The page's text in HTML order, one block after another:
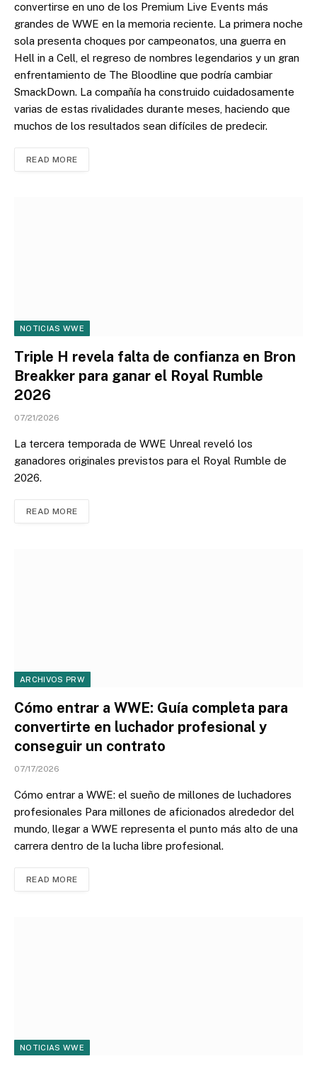
convertirse en uno de los Premium Live Events más
grandes de WWE en la memoria reciente. La primera noche
sola presenta choques por campeonatos, una guerra en
Hell in a Cell, el regreso de nombres legendarios y un gran
enfrentamiento de The Bloodline que podría cambiar
SmackDown. La compañía ha construido cuidadosamente
varias de estas rivalidades durante meses, haciendo que
muchos de los resultados sean difíciles de predecir.
READ MORE
NOTICIAS WWE
Triple H revela falta de confianza en Bron
Breakker para ganar el Royal Rumble
2026
07/21/2026
La tercera temporada de WWE Unreal reveló los
ganadores originales previstos para el Royal Rumble de
2026.
READ MORE
ARCHIVOS PRW
Cómo entrar a WWE: Guía completa para
convertirte en luchador profesional y
conseguir un contrato
07/17/2026
Cómo entrar a WWE: el sueño de millones de luchadores
profesionales Para millones de aficionados alrededor del
mundo, llegar a WWE representa el punto más alto de una
carrera dentro de la lucha libre profesional.
READ MORE
NOTICIAS WWE